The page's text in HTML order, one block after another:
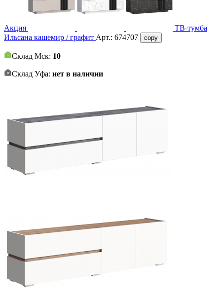
Акция
ТВ-тумба
Ильсана кашемир / графит Арт.: 674707 copy
Склад Мск: 10
Склад Уфа: нет в наличии